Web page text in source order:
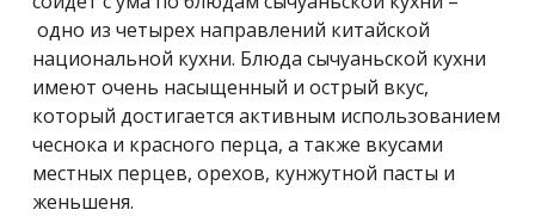
одно из четырех направлений китайской
национальной кухни. Блюда сычуаньской кухни
имеют очень насыщенный и острый вкус,
который достигается активным использованием
чеснока и красного перца, а также вкусами
местных перцев, орехов, кунжутной пасты и
женьшеня.